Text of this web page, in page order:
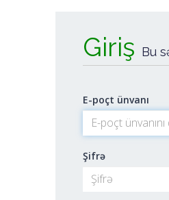
Giriş Bu
E-poçt ünvanı
Şifrə